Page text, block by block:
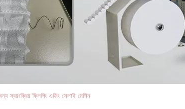
ফ্লিপিং এজিং সেলাই মেশিন